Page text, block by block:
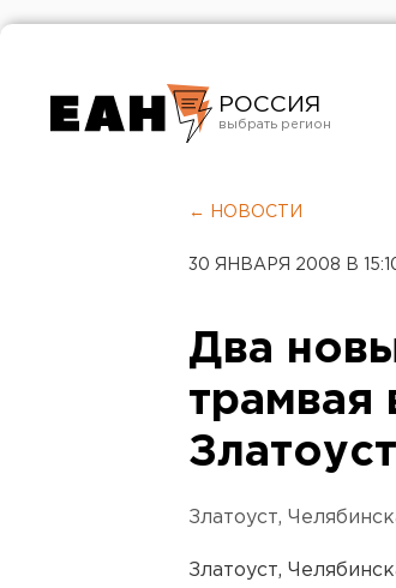
РОССИЯ
Челябинск
← НОВОСТИ
30 ЯНВАРЯ 2008 В
Два
трамвая
Златоуст,
Златоуст,